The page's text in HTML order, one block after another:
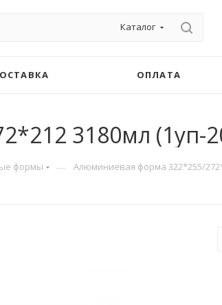
Каталог
ОПЛАТА
3180мл (1уп-
формы — Алюминиевая форма 322*255/